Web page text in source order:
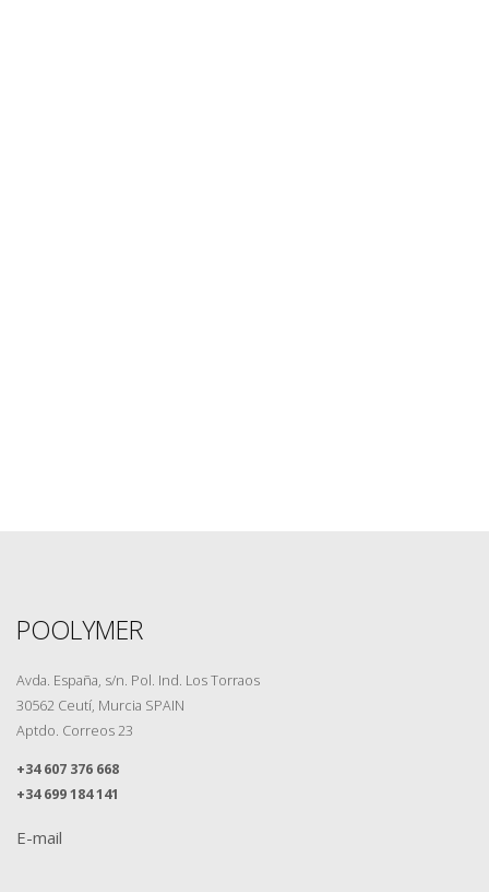
POOLYMER
Avda. España, s/n. Pol. Ind. Los Torraos
30562 Ceutí, Murcia SPAIN
Aptdo. Correos 23
+34 607 376 668
+34 699 184 141
E-mail